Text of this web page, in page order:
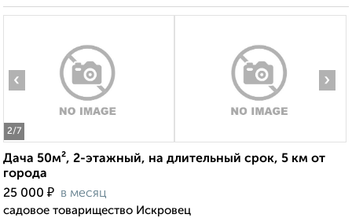
2/7
‹ ›
Дача 50м², 2-этажный, на длительный срок, 5 км от
города
25 000 ₽ в месяц
садовое товарищество Искровец